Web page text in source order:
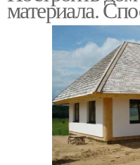
материала.